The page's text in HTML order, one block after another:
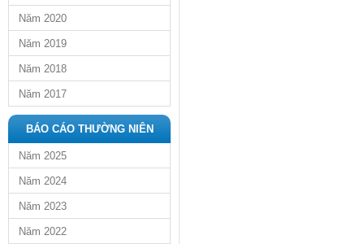
Năm 2020
Năm 2019
Năm 2018
Năm 2017
BÁO CÁO THƯỜNG NIÊN
Năm 2025
Năm 2024
Năm 2023
Năm 2022